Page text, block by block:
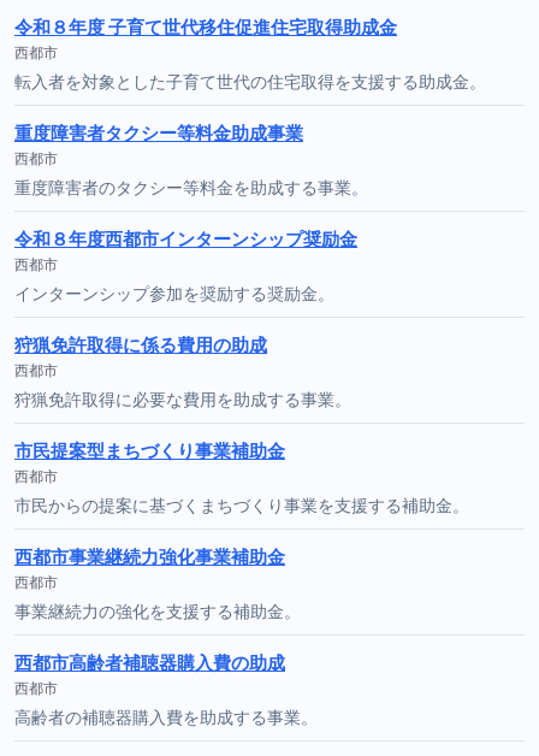
令和８年度 子育て世代移住促進住宅取得助成金
西都市
転入者を対象とした子育て世代の住宅取得を支援する助成金。
重度障害者タクシー等料金助成事業
西都市
重度障害者のタクシー等料金を助成する事業。
令和８年度西都市インターンシップ奨励金
西都市
インターンシップ参加を奨励する奨励金。
狩猟免許取得に係る費用の助成
西都市
狩猟免許取得に必要な費用を助成する事業。
市民提案型まちづくり事業補助金
西都市
市民からの提案に基づくまちづくり事業を支援する補助金。
西都市事業継続力強化事業補助金
西都市
事業継続力の強化を支援する補助金。
西都市高齢者補聴器購入費の助成
西都市
高齢者の補聴器購入費を助成する事業。